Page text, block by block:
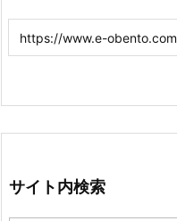
サイト内検索